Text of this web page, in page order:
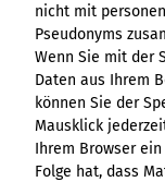
nicht mit
Pseudonyms
Wenn Sie mit der
Daten aus Ihrem
können Sie der
Mausklick
Ihrem Browser
Folge hat, dass